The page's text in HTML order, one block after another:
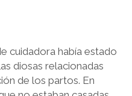
cuidadora había estado
diosas relacionadas
de los partos. En